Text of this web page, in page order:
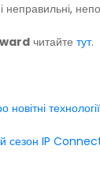
читайте тут.
технології
сезон IP